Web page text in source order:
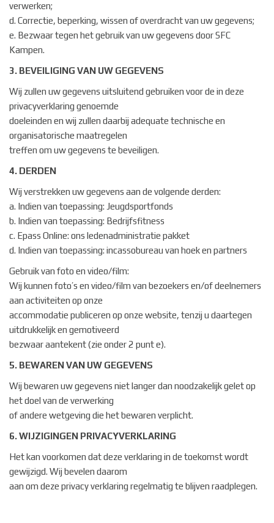
verwerken;
d. Correctie, beperking, wissen of overdracht van uw gegevens;
e. Bezwaar tegen het gebruik van uw gegevens door SFC
Kampen.
3. BEVEILIGING VAN UW GEGEVENS
Wij zullen uw gegevens uitsluitend gebruiken voor de in deze
privacyverklaring genoemde
doeleinden en wij zullen daarbij adequate technische en
organisatorische maatregelen
treffen om uw gegevens te beveiligen.
4. DERDEN
Wij verstrekken uw gegevens aan de volgende derden:
a. Indien van toepassing: Jeugdsportfonds
b. Indien van toepassing: Bedrijfsfitness
c. Epass Online: ons ledenadministratie pakket
d. Indien van toepassing: incassobureau van hoek en partners
Gebruik van foto en video/film:
Wij kunnen foto’s en video/film van bezoekers en/of deelnemers
aan activiteiten op onze
accommodatie publiceren op onze website, tenzij u daartegen
uitdrukkelijk en gemotiveerd
bezwaar aantekent (zie onder 2 punt e).
5. BEWAREN VAN UW GEGEVENS
Wij bewaren uw gegevens niet langer dan noodzakelijk gelet op
het doel van de verwerking
of andere wetgeving die het bewaren verplicht.
6. WIJZIGINGEN PRIVACYVERKLARING
Het kan voorkomen dat deze verklaring in de toekomst wordt
gewijzigd. Wij bevelen daarom
aan om deze privacy verklaring regelmatig te blijven raadplegen.